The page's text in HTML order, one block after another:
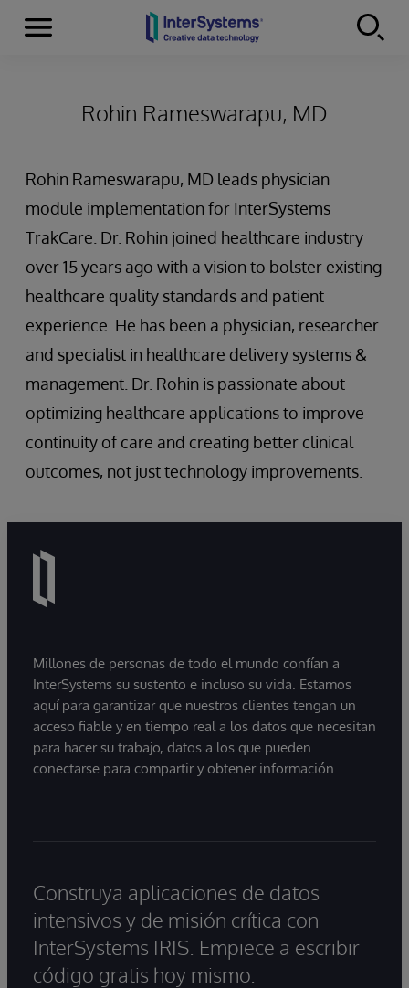
Skip to content
Menu
Rohin Rameswarapu, MD
Rohin Rameswarapu, MD leads physician
module implementation for InterSystems
TrakCare. Dr. Rohin joined healthcare industry
over 15 years ago with a vision to bolster existing
healthcare quality standards and patient
experience. He has been a physician, researcher
and specialist in healthcare delivery systems &
management. Dr. Rohin is passionate about
optimizing healthcare applications to improve
continuity of care and creating better clinical
outcomes, not just technology improvements.
Millones de personas de todo el mundo confían a
InterSystems su sustento e incluso su vida. Estamos
aquí para garantizar que nuestros clientes tengan un
acceso fiable y en tiempo real a los datos que necesitan
para hacer su trabajo, datos a los que pueden
conectarse para compartir y obtener información.
Construya aplicaciones de datos
intensivos y de misión crítica con
InterSystems IRIS. Empiece a escribir
código gratis hoy mismo.